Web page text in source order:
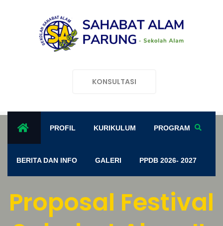
KONSULTASI
PROFIL KURIKULUM PROGRAM
BERITA DAN INFO GALERI PPDB 2026- 2027
Proposal Festival